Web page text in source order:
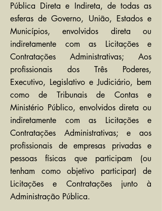
Pública Direta e Indireta, de todas as
esferas de Governo, União, Estados e
Municípios, envolvidos direta ou
indiretamente com as Licitações e
Contratações Administrativas; Aos
profissionais dos Três Poderes,
Executivo, Legislativo e Judiciário, bem
como de Tribunais de Contas e
Ministério Público, envolvidos direta ou
indiretamente com as Licitações e
Contratações Administrativas; e aos
profissionais de empresas privadas e
pessoas físicas que participam (ou
tenham como objetivo participar) de
Licitações e Contratações junto à
Administração Pública.